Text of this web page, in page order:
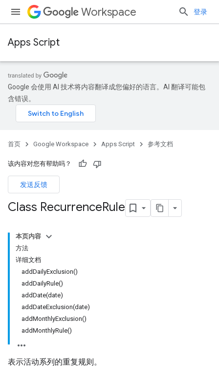
Workspace 登录
Apps Script
Google 会使用 AI 技术将内容翻译成您偏好的语言。AI 翻译可能包
含错误。
首页 Google Workspace Apps Script 参考文档
该内容对您有帮助吗？
发送反馈
Class RecurrenceRule
本页内容
方法
详细文档
addDailyExclusion()
addDailyRule()
addDate(date)
addDateExclusion(date)
addMonthlyExclusion()
addMonthlyRule()
表示活动系列的重复规则。